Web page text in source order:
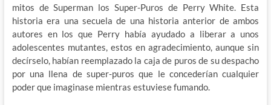
mitos de Superman los Super-Puros de Perry White. Esta
historia era una secuela de una historia anterior de ambos
autores en los que Perry había ayudado a liberar a unos
adolescentes mutantes, estos en agradecimiento, aunque sin
decírselo, habían reemplazado la caja de puros de su despacho
por una llena de super-puros que le concederían cualquier
poder que imaginase mientras estuviese fumando.